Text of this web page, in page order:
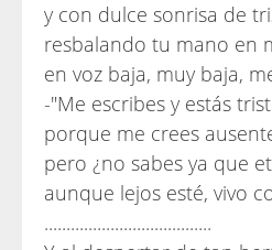
y con dulce sonrisa de
resbalando tu mano en
en voz baja, muy baja,
-"Me escribes y estás
porque me crees
pero ¿no sabes ya que
aunque lejos esté, vivo
......................................